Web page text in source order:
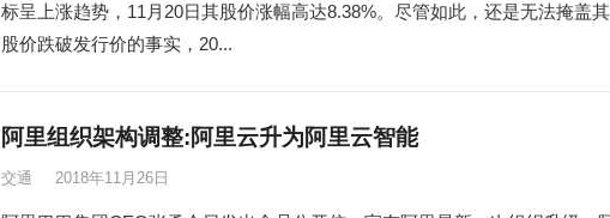
标呈上涨趋势，11月20日其股价涨幅高达8.38%。尽管如此，还是无法掩盖其
股价跌破发行价的事实，20...
阿里组织架构调整:阿里云升为阿里云智能
交通 2018年11月26日